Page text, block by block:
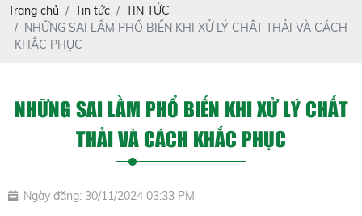
Trang chủ Tin tức
TIN TỨC
NHỮNG SAI LẦM PHỔ BIẾN KHI XỬ LÝ CHẤT THẢI VÀ CÁCH
KHẮC PHỤC
NHỮNG SAI LẦM PHỔ BIẾN KHI XỬ LÝ CHẤT
THẢI VÀ CÁCH KHẮC PHỤC
Ngày đăng: 30/11/2024 03:33 PM